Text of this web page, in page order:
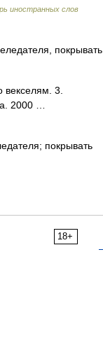
иностранных слов
покрывать
3.
2000 …
покрывать
18+